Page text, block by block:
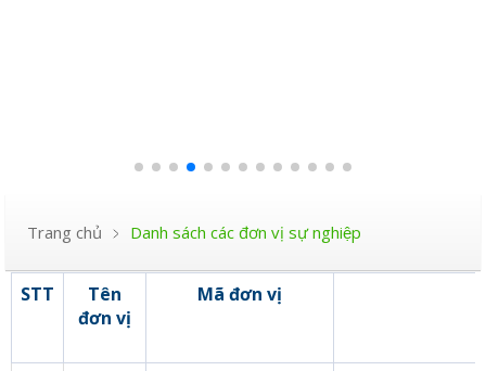
Trang chủ Danh sách các đơn vị sự nghiệp
STT
Tên
đơn vị
Mã đơn vị